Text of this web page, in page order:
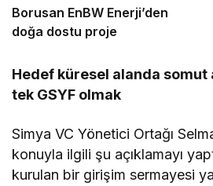
Borusan EnBW Enerji’den
doğa dostu proje
Hedef küresel alanda somut
tek GSYF olmak
Simya VC Yönetici Ortağı
konuyla ilgili şu açıklamayı
kurulan bir girişim sermayesi